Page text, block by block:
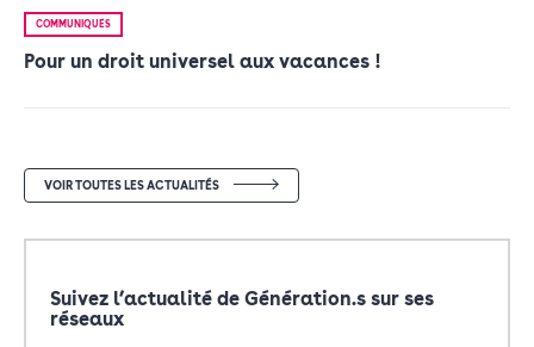
COMMUNIQUÉS
Pour un droit universel aux vacances !
VOIR TOUTES LES ACTUALITÉS
Suivez l’actualité de Génération.s sur ses
réseaux